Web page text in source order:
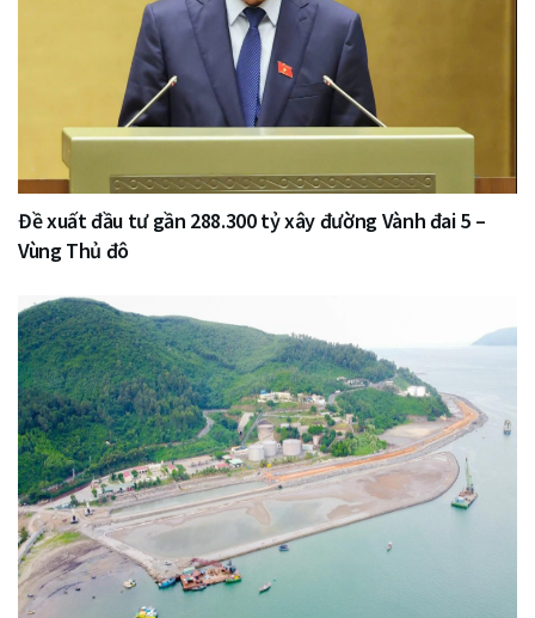
Đề xuất đầu tư gần 288.300 tỷ xây đường Vành đai 5 –
Vùng Thủ đô